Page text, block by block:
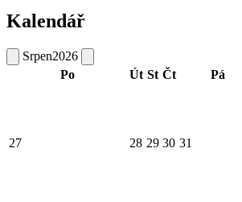
Kalendář
Srpen2026
Po
Út St Čt Pá
27 28 29 30 31